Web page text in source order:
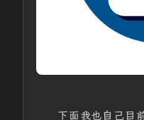
下面我也自己目